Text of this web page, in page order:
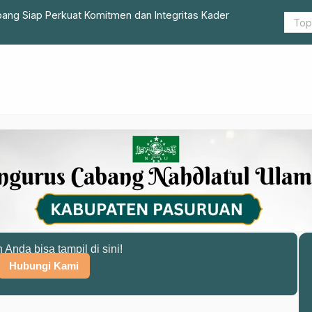
Siap Perkuat Komitmen dan Integritas Kader Turba
Anda bisa tampil di sini!
Hubungi Kami